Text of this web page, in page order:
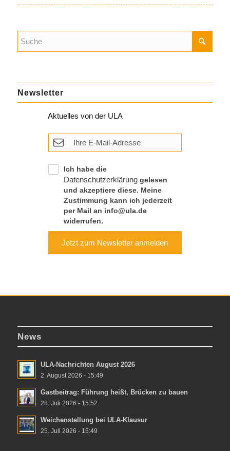
Newsletter
Jetzt zum Newsletter anmelden
Aktuelles von der ULA
Ich habe die
Datenschutzerklärung gelesen
und akzeptiere diese. Meine
Zustimmung kann ich jederzeit
per Mail an info@ula.de
widerrufen.
News
ULA-Nachrichten August 2026
2. August 2026 - 15:49
Gastbeitrag: Führung heißt, Brücken zu bauen
28. Juli 2026 - 15:52
Weichenstellung bei ULA-Klausur
25. Juli 2026 - 15:49